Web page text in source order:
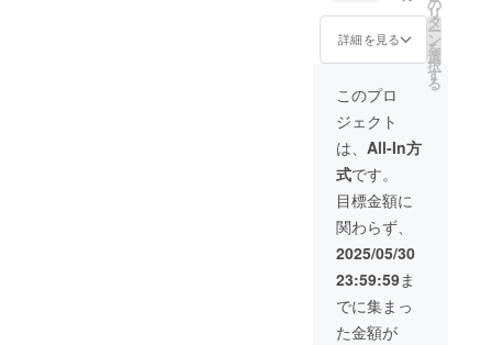
径
77mm×
高さ
95mm)
(Ｔシャ
ツ素
材：
COTTO
N100％
)
全額の
1,000,0
00円が
ドッグ
レス
キュー
熊本へ
の支援
となり
ます。
このリ
ターン
は1,000
円のリ
ターン
と同じ
内容に
なりま
す。
詳細を見る
リ
タ
ー
ン
を
選
択
す
る
このプロ
ジェクト
は、 All-In方
式です。
目標金額に
関わらず、
2025/05/30
23:59:59ま
でに集まっ
た金額が